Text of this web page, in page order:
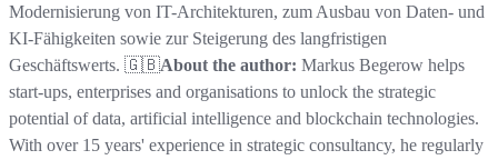
Modernisierung von IT-Architekturen, zum Ausbau von Daten- und
KI-Fähigkeiten sowie zur Steigerung des langfristigen
Geschäftswerts. 🇬🇧About the author: Markus Begerow helps
start-ups, enterprises and organisations to unlock the strategic
potential of data, artificial intelligence and blockchain technologies.
With over 15 years' experience in strategic consultancy, he regularly